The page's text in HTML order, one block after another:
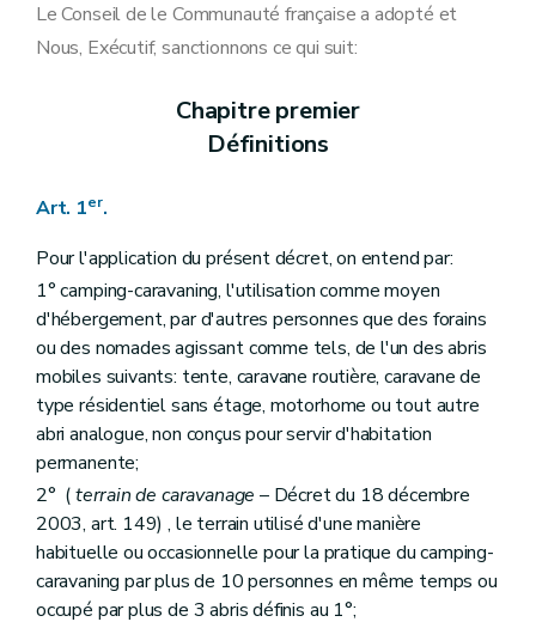
Le Conseil de le Communauté française a adopté et
Nous, Exécutif, sanctionnons ce qui suit:
Chapitre premier
Définitions
Art. 1er.
Pour l'application du présent décret, on entend par:
1° camping-caravaning, l'utilisation comme moyen
d'hébergement, par d'autres personnes que des forains
ou des nomades agissant comme tels, de l'un des abris
mobiles suivants: tente, caravane routière, caravane de
type résidentiel sans étage, motorhome ou tout autre
abri analogue, non conçus pour servir d'habitation
permanente;
2° (terrain de caravanage – Décret du 18 décembre
2003, art. 149) , le terrain utilisé d'une manière
habituelle ou occasionnelle pour la pratique du camping-
caravaning par plus de 10 personnes en même temps ou
occupé par plus de 3 abris définis au 1°;